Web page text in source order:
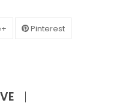
Pinterest